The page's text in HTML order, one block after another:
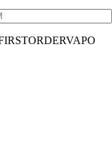
FIRSTORDERVAPO